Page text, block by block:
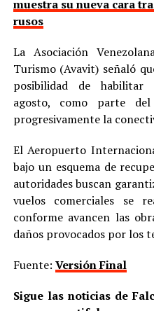
muestra su nueva cara
rusos
La Asociación
Turismo (Avavit) señaló
posibilidad de habilitar
agosto, como parte
progresivamente la
El Aeropuerto
bajo un esquema de
autoridades buscan
vuelos comerciales se
conforme avancen las
daños provocados por los
Fuente: Versión Final
Sigue las noticias de